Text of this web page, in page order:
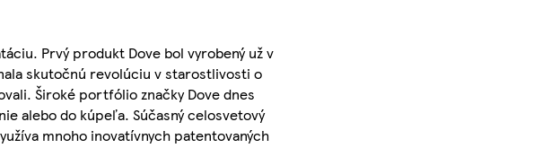
Prvý produkt Dove bol vyrobený už v
skutočnú revolúciu v starostlivosti o
Široké portfólio značky Dove dnes
alebo do kúpeľa. Súčasný celosvetový
mnoho inovatívnych patentovaných